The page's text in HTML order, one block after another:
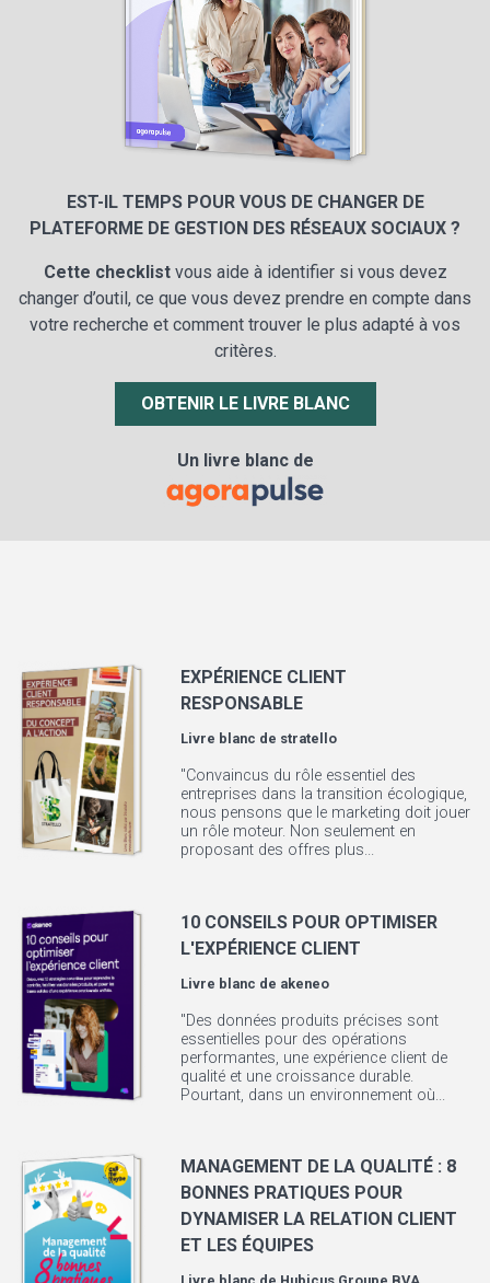
EST-IL TEMPS POUR VOUS DE CHANGER DE
PLATEFORME DE GESTION DES RÉSEAUX SOCIAUX ?
Cette checklistvous aide à identifier si vous devez
changer d’outil, ce que vous devez prendre en compte dans
votre recherche et comment trouver le plus adapté à vos
critères.
OBTENIR LE LIVRE BLANC
Un livre blanc de
EXPÉRIENCE CLIENT
RESPONSABLE
Livre blanc de stratello
"Convaincus du rôle essentiel des
entreprises dans la transition écologique,
nous pensons que le marketing doit jouer
un rôle moteur. Non seulement en
proposant des offres plus...
10 CONSEILS POUR OPTIMISER
L'EXPÉRIENCE CLIENT
Livre blanc de akeneo
"Des données produits précises sont
essentielles pour des opérations
performantes, une expérience client de
qualité et une croissance durable.
Pourtant, dans un environnement où...
MANAGEMENT DE LA QUALITÉ : 8
BONNES PRATIQUES POUR
DYNAMISER LA RELATION CLIENT
ET LES ÉQUIPES